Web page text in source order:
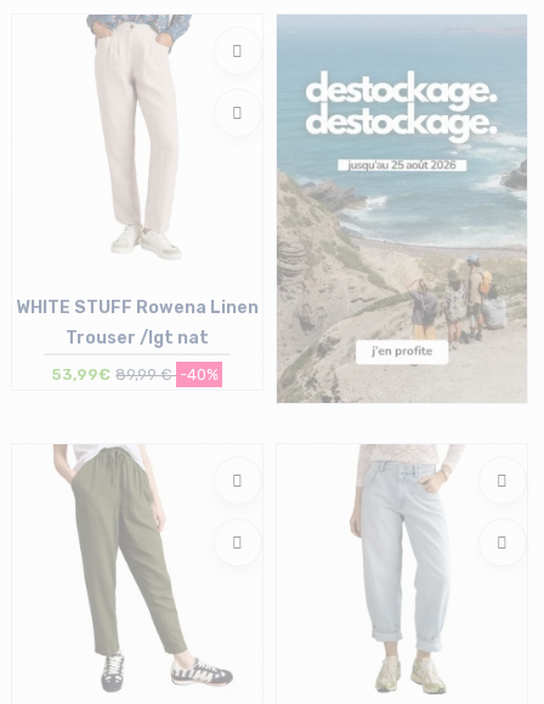
28 | 29
38 (UK10) | 40 (UK12)
WHITE STUFF Rowena Linen
Trouser /lgt nat
53,99€ 89,99 € -40%